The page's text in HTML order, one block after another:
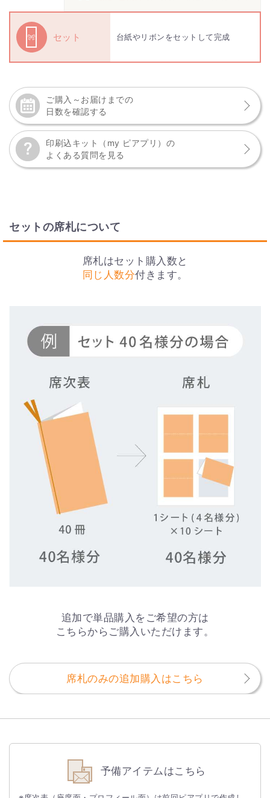
セット 台紙やリボンをセットして完成
ご購入～お届けまでの
日数を確認する
印刷込キット（my ピアプリ）の
よくある質問を見る
セットの席札について
席札はセット購入数と
同じ人数分付きます。
追加で単品購入をご希望の方は
こちらからご購入いただけます。
席札のみの追加購入はこちら
予備アイテムはこちら